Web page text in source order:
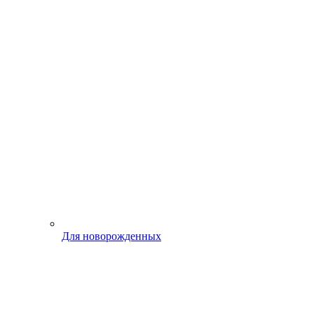
Для новорожденных